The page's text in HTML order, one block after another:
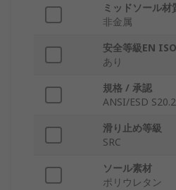
ミッドソール材
非金属
安全等級EN
あり
規格 / 承認
ANSI/ESD
滑り止め等級
SRC
ソール素材
ポリウレタン